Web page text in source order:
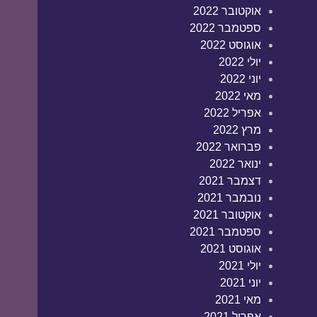
אוקטובר 2022
ספטמבר 2022
אוגוסט 2022
יולי 2022
יוני 2022
מאי 2022
אפריל 2022
מרץ 2022
פברואר 2022
ינואר 2022
דצמבר 2021
נובמבר 2021
אוקטובר 2021
ספטמבר 2021
אוגוסט 2021
יולי 2021
יוני 2021
מאי 2021